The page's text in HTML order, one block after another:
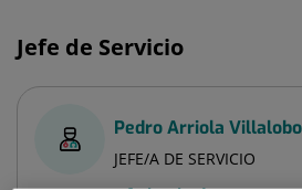
Jefe de Servicio
Pedro Arriola
JEFE/A DE SERVICIO